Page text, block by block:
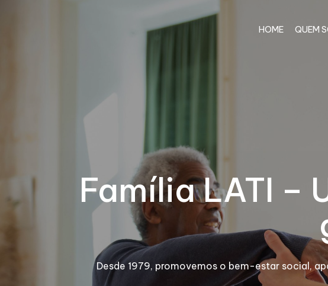
HOME QUEM
Família LATI –
Desde 1979, promovemos o bem-estar social,